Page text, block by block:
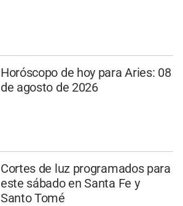
Horóscopo de hoy para Aries: 08
de agosto de 2026
Cortes de luz programados para
este sábado en Santa Fe y
Santo Tomé